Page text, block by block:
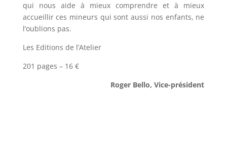
qui nous aide à mieux comprendre et à mieux
accueillir ces mineurs qui sont aussi nos enfants, ne
l’oublions pas.
Les Editions de l’Atelier
201 pages – 16 €
Roger Bello, Vice-président